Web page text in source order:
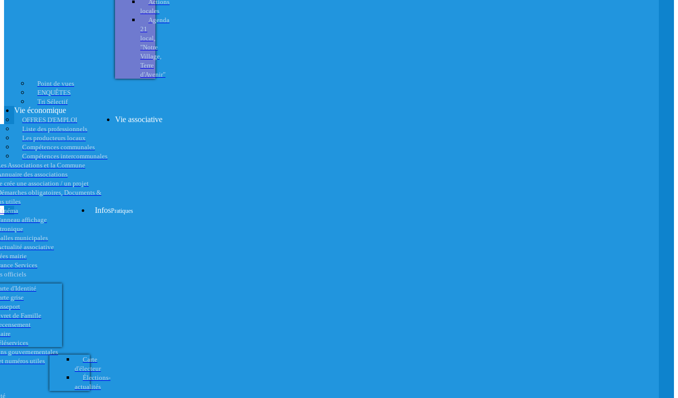
Actions
locales
Agenda
21
local,
"Notre
Village,
Terre
d'Avenir"
Point de vues
ENQUÊTES
Tri Sélectif
Vie économique
OFFRES D'EMPLOI
Liste des professionnels
Les producteurs locaux
Compétences communales
Compétences intercommunales
Vie associative
Associations et la Commune
des associations
crée une association / un projet
obligatoires, Documents &
utiles
affichage
municipales
associative
InfosPratiques
mairie
Services
officiels
d'Identité
grise
de Famille
gouvernementales
numéros utiles
Carte
d'électeur
Élections-
actualités